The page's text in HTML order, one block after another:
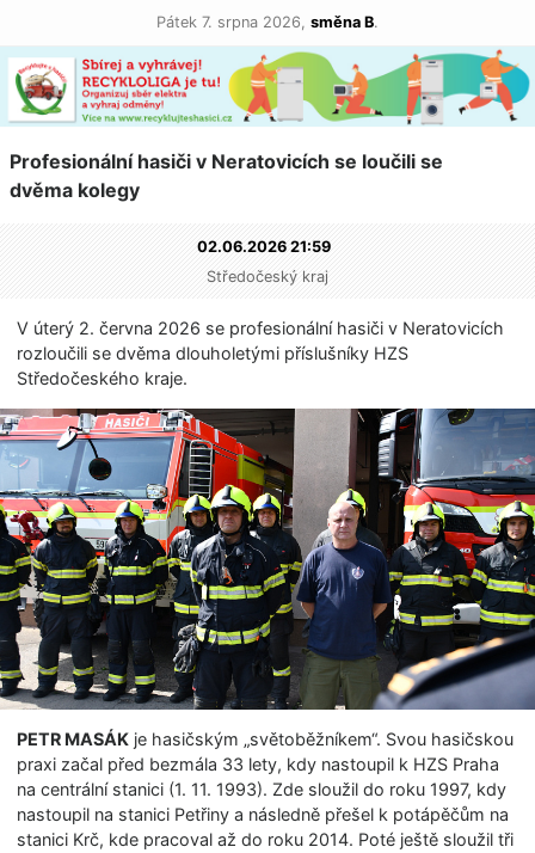
Pátek 7. srpna 2026, směna B.
Profesionální hasiči v Neratovicích se loučili se
dvěma kolegy
02.06.2026 21:59
Středočeský kraj
V úterý 2. června 2026 se profesionální hasiči v Neratovicích
rozloučili se dvěma dlouholetými příslušníky HZS
Středočeského kra­je.
PETR MASÁK je hasičským „světoběžníkem“. Svou hasičskou
praxi začal před bezmála 33 lety, kdy nastoupil k HZS Praha
na centrální stanici (1. 11. 1993). Zde sloužil do roku 1997, kdy
nastoupil na stanici Petřiny a následně přešel k potápěčům na
stanici Krč, kde pracoval až do roku 2014. Poté ještě sloužil tři